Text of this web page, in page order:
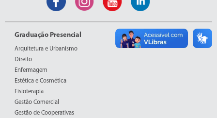
Graduação Presencial
Arquitetura e Urbanismo
Direito
Enfermagem
Estética e Cosmética
Fisioterapia
Gestão Comercial
Gestão de Cooperativas